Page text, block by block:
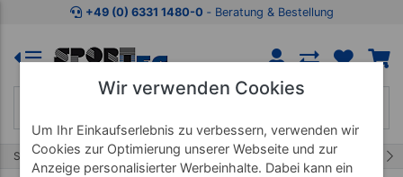
Zum Kaufbereich springen Zur Produktbeschreibung
+49 (0) 6331 1480-0 ‐ Beratung & Bestellung
Start Erste Hilfe Pflaster
Wir verwenden Cookies
Um Ihr Einkaufserlebnis zu verbessern, verwenden wir
Cookies zur Optimierung unserer Webseite und zur
Anzeige personalisierter Werbeinhalte. Dabei kann ein